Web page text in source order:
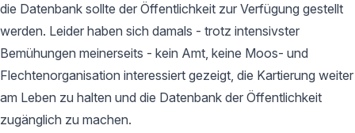
die Datenbank sollte der Öffentlichkeit zur Verfügung gestellt
werden. Leider haben sich damals - trotz intensivster
Bemühungen meinerseits - kein Amt, keine Moos- und
Flechtenorganisation interessiert gezeigt, die Kartierung weiter
am Leben zu halten und die Datenbank der Öffentlichkeit
zugänglich zu machen.